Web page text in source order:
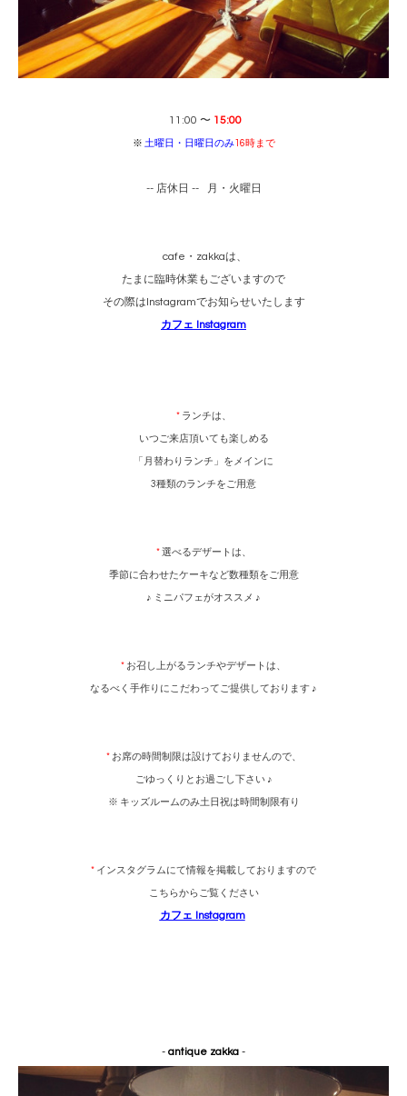
11:00 〜 15:00
※ 土曜日・日曜日のみ16時まで
-- 店休日 -- 月・火曜日
cafe・zakkaは、
たまに臨時休業もございますので
その際はInstagramでお知らせいたします
カフェ Instagram
*ランチは、
いつご来店頂いても楽しめる
「月替わりランチ」をメインに
3種類のランチをご用意
*選べるデザートは、
季節に合わせたケーキなど数種類をご用意
♪ ミニパフェがオススメ ♪
* お召し上がるランチやデザートは、
なるべく手作りにこだわってご提供しております ♪
*お席の時間制限は設けておりませんので、
ごゆっくりとお過ごし下さい ♪
※ キッズルームのみ土日祝は時間制限有り
* インスタグラムにて情報を掲載しておりますので
こちらからご覧ください
カフェ Instagram
- antique zakka -